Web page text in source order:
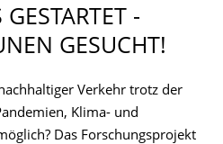
GESTARTET -
GESUCHT!
Verkehr trotz der
Klima- und
Das Forschungsprojekt